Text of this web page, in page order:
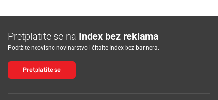
Pretplatite se na Index bez reklama
Podržite neovisno novinarstvo i čitajte Index bez bannera.
Pretplatite se